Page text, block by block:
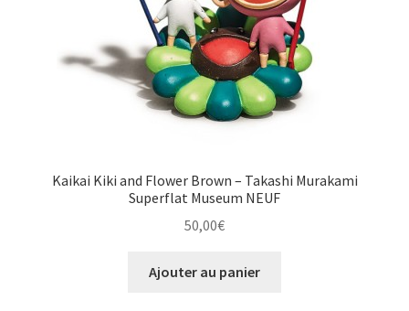
Kaikai Kiki and Flower Brown – Takashi Murakami
Superflat Museum NEUF
50,00€
Ajouter au panier